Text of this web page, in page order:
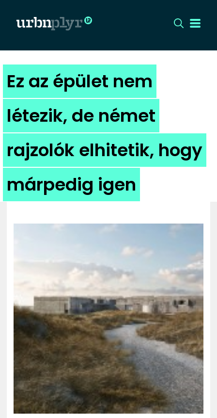
CÍMLAP
DIZÁJN
DIVAT
HIP
KULT
UTCA
ZENE
MÉDIAAJÁNLAT
PR-ARCHÍVUM
ADATKEZELÉSI TÁJÉKOZTATÓ
Ez az épület nem
létezik, de német
rajzolók elhitetik, hogy
márpedig igen